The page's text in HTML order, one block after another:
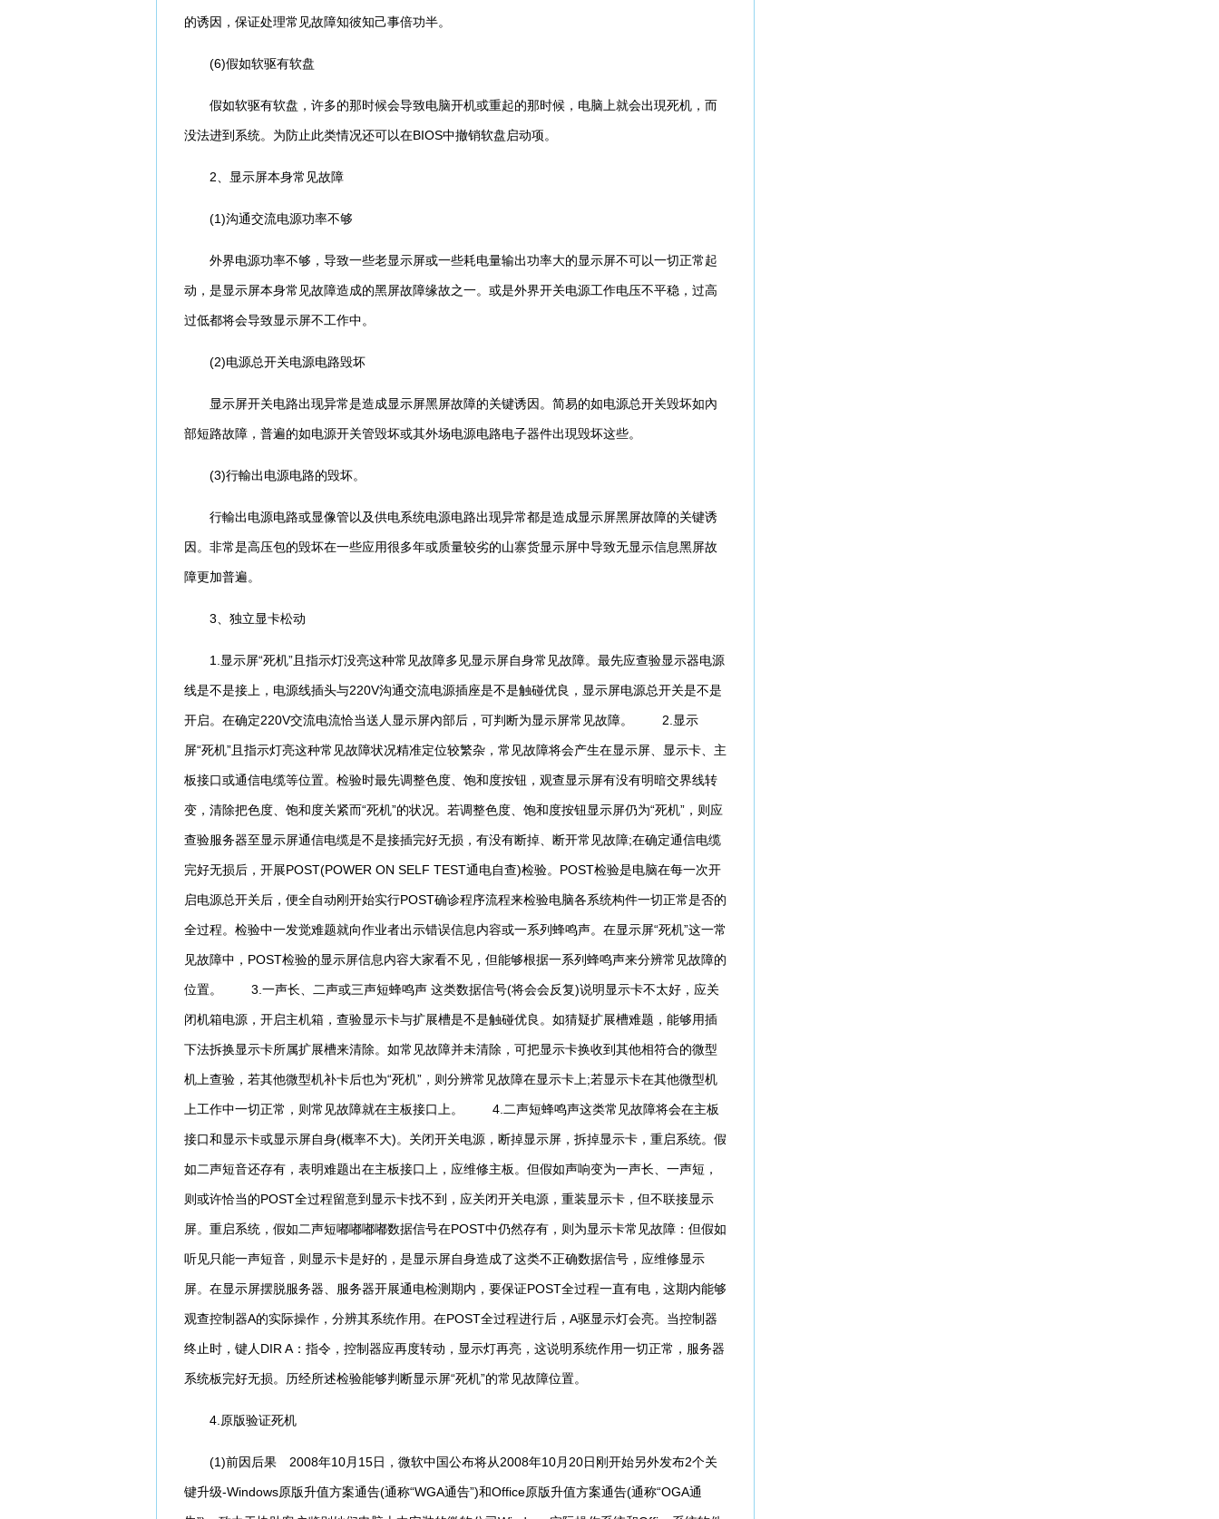
的诱因，保证处理常见故障知彼知己事倍功半。
(6)假如软驱有软盘
假如软驱有软盘，许多的那时候会导致电脑开机或重起的那时候，电脑上就会出現死机，而
没法进到系统。为防止此类情况还可以在BIOS中撤销软盘启动项。
2、显示屏本身常见故障
(1)沟通交流电源功率不够
外界电源功率不够，导致一些老显示屏或一些耗电量输出功率大的显示屏不可以一切正常起
动，是显示屏本身常见故障造成的黑屏故障缘故之一。或是外界开关电源工作电压不平稳，过高
过低都将会导致显示屏不工作中。
(2)电源总开关电源电路毁坏
显示屏开关电路出现异常是造成显示屏黑屏故障的关键诱因。简易的如电源总开关毁坏如內
部短路故障，普遍的如电源开关管毁坏或其外场电源电路电子器件出現毁坏这些。
(3)行輸出电源电路的毁坏。
行輸出电源电路或显像管以及供电系统电源电路出现异常都是造成显示屏黑屏故障的关键诱
因。非常是高压包的毁坏在一些应用很多年或质量较劣的山寨货显示屏中导致无显示信息黑屏故
障更加普遍。
3、独立显卡松动
1.显示屏“死机”且指示灯没亮这种常见故障多见显示屏自身常见故障。最先应查验显示器电源
线是不是接上，电源线插头与220V沟通交流电源插座是不是触碰优良，显示屏电源总开关是不是
开启。在确定220V交流电流恰当送人显示屏內部后，可判断为显示屏常见故障。 2.显示
屏“死机”且指示灯亮这种常见故障状况精准定位较繁杂，常见故障将会产生在显示屏、显示卡、主
板接口或通信电缆等位置。检验时最先调整色度、饱和度按钮，观查显示屏有没有明暗交界线转
变，清除把色度、饱和度关紧而“死机”的状况。若调整色度、饱和度按钮显示屏仍为“死机”，则应
查验服务器至显示屏通信电缆是不是接插完好无损，有没有断掉、断开常见故障;在确定通信电缆
完好无损后，开展POST(POWER ON SELF TEST通电自查)检验。POST检验是电脑在每一次开
启电源总开关后，便全自动刚开始实行POST确诊程序流程来检验电脑各系统构件一切正常是否的
全过程。检验中一发觉难题就向作业者出示错误信息内容或一系列蜂鸣声。在显示屏“死机”这一常
见故障中，POST检验的显示屏信息内容大家看不见，但能够根据一系列蜂鸣声来分辨常见故障的
位置。 3.一声长、二声或三声短蜂鸣声 这类数据信号(将会会反复)说明显示卡不太好，应关
闭机箱电源，开启主机箱，查验显示卡与扩展槽是不是触碰优良。如猜疑扩展槽难题，能够用插
下法拆换显示卡所属扩展槽来清除。如常见故障并未清除，可把显示卡换收到其他相符合的微型
机上查验，若其他微型机补卡后也为“死机”，则分辨常见故障在显示卡上;若显示卡在其他微型机
上工作中一切正常，则常见故障就在主板接口上。 4.二声短蜂鸣声这类常见故障将会在主板
接口和显示卡或显示屏自身(概率不大)。关闭开关电源，断掉显示屏，拆掉显示卡，重启系统。假
如二声短音还存有，表明难题出在主板接口上，应维修主板。但假如声响变为一声长、一声短，
则或许恰当的POST全过程留意到显示卡找不到，应关闭开关电源，重装显示卡，但不联接显示
屏。重启系统，假如二声短嘟嘟嘟嘟数据信号在POST中仍然存有，则为显示卡常见故障：但假如
听见只能一声短音，则显示卡是好的，是显示屏自身造成了这类不正确数据信号，应维修显示
屏。在显示屏摆脱服务器、服务器开展通电检测期内，要保证POST全过程一直有电，这期内能够
观查控制器A的实际操作，分辨其系统作用。在POST全过程进行后，A驱显示灯会亮。当控制器
终止时，键人DIR A：指令，控制器应再度转动，显示灯再亮，这说明系统作用一切正常，服务器
系统板完好无损。历经所述检验能够判断显示屏“死机”的常见故障位置。
4.原版验证死机
(1)前因后果 2008年10月15日，微软中国公布将从2008年10月20日刚开始另外发布2个关
键升级-Windows原版升值方案通告(通称“WGA通告”)和Office原版升值方案通告(通称“OGA通